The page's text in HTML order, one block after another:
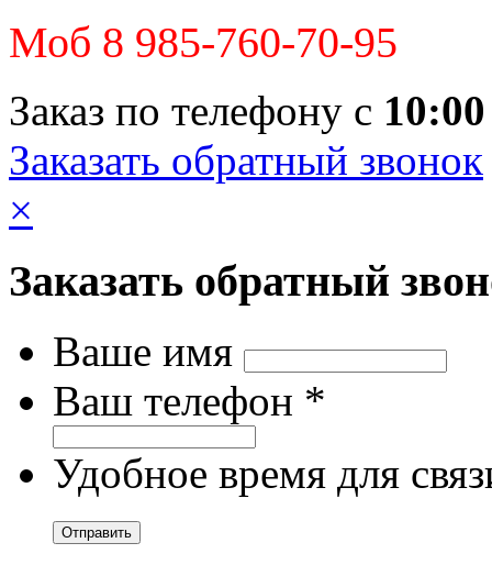
Моб 8 985-760-70-95
Заказ по телефону с 10:00
Заказать обратный звонок
×
Заказать обратный
Ваше имя
Ваш телефон *
Удобное время для